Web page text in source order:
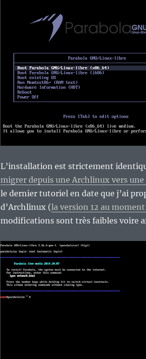
L’installation est strictement
migrer depuis une Archlinux vers
le dernier tutoriel en date que j’ai
d’Archlinux (la version 12 au
modifications sont très faibles voire